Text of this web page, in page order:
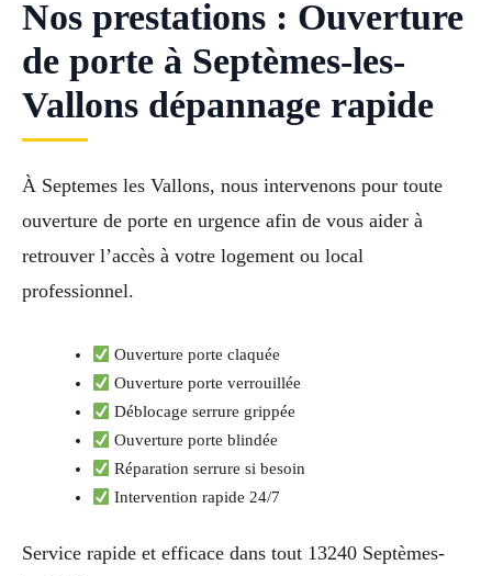
Nos prestations : Ouverture
de porte à Septèmes-les-
Vallons dépannage rapide
À Septemes les Vallons, nous intervenons pour toute
ouverture de porte en urgence afin de vous aider à
retrouver l’accès à votre logement ou local
professionnel.
Ouverture porte claquée
Ouverture porte verrouillée
Déblocage serrure grippée
Ouverture porte blindée
Réparation serrure si besoin
Intervention rapide 24/7
Service rapide et efficace dans tout 13240 Septèmes-